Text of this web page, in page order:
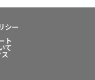
シー
ト
て